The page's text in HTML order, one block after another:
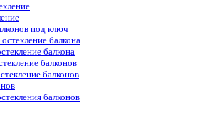
под ключ
балкона
балкона
балконов
балконов
балконов